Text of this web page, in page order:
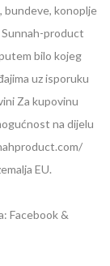
bundeve, konoplje
product
bilo kojeg
uz isporuku
Za kupovinu
na dijelu
EU.
Facebook &